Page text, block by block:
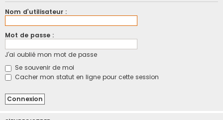
h
Nom d’utilisateur :
Mot de passe :
J’ai oublié mon mot de passe
Se souvenir de moi
Cacher mon statut en ligne pour cette session